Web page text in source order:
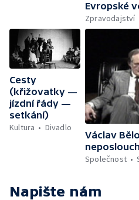
Evropské
Zpravodajství
Cesty
(křižovatky —
jízdní řády —
setkání)
Kultura
Divadlo
Václav
Společnost
Napište nám